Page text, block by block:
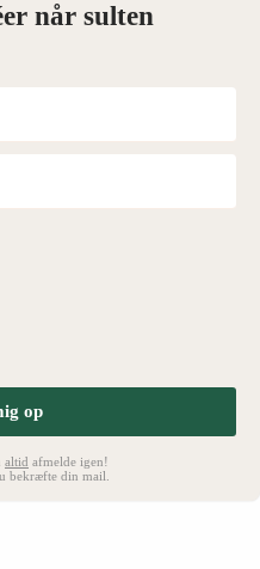
når sulten
op
altid afmelde igen!
bekræfte din mail.